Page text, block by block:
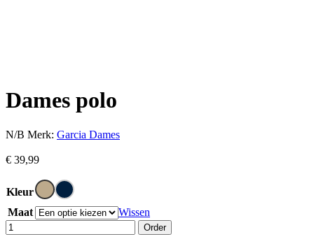
Dames polo
N/B Merk: Garcia Dames
€ 39,99
Kleur
Maat
Wissen
Order